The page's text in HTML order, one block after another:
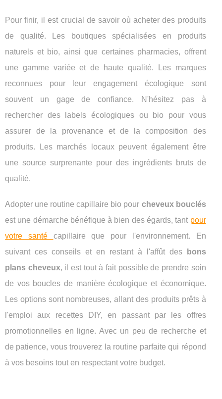
Pour finir, il est crucial de savoir où acheter des produits
de qualité. Les boutiques spécialisées en produits
naturels et bio, ainsi que certaines pharmacies, offrent
une gamme variée et de haute qualité. Les marques
reconnues pour leur engagement écologique sont
souvent un gage de confiance. N'hésitez pas à
rechercher des labels écologiques ou bio pour vous
assurer de la provenance et de la composition des
produits. Les marchés locaux peuvent également être
une source surprenante pour des ingrédients bruts de
qualité.
Adopter une routine capillaire bio pour cheveux bouclés
est une démarche bénéfique à bien des égards, tant pour
votre santé capillaire que pour l'environnement. En
suivant ces conseils et en restant à l'affût des
bons
plans cheveux, il est tout à fait possible de prendre soin
de vos boucles de manière écologique et économique.
Les options sont nombreuses, allant des produits prêts à
l'emploi aux recettes DIY, en passant par les offres
promotionnelles en ligne. Avec un peu de recherche et
de patience, vous trouverez la routine parfaite qui répond
à vos besoins tout en respectant votre budget.